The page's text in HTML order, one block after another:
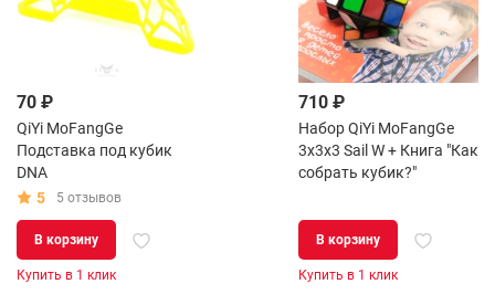
70 ₽
QiYi MoFangGe
Подставка под кубик
DNA
5
5 отзывов
В корзину
Купить в 1 клик
710 ₽
Набор QiYi MoFangGe
3x3x3 Sail W + Книга "Как
собрать кубик?"
В корзину
Купить в 1 клик